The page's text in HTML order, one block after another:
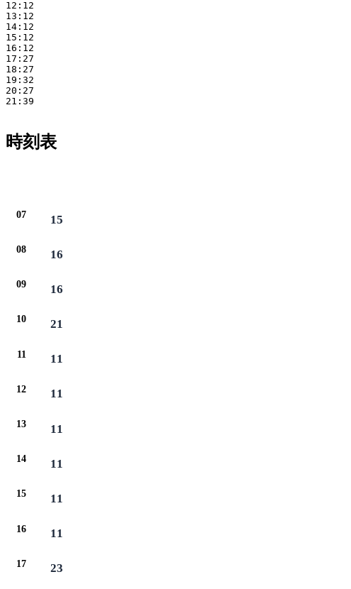
12:12
13:12
14:12
15:12
16:12
17:27
18:27
19:32
20:27
21:39
時刻表
07 15
08 16
09 16
10 21
11 11
12 11
13 11
14 11
15 11
16 11
17 23